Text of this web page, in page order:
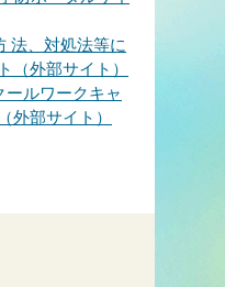
法、対処法等に
（外部サイト）
ールワークキャ
外部サイト）